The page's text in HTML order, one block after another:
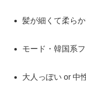
髪が細くて柔ら
モード・韓国系
大人っぽい or 中